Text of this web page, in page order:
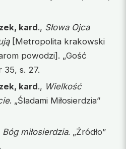
kard., Słowa Ojca
[Metropolita krakowski
powodzi]. „Gość
35, s. 27.
kard., Wielkość
. „Śladami Miłosierdzia”
Bóg miłosierdzia. „Źródło”